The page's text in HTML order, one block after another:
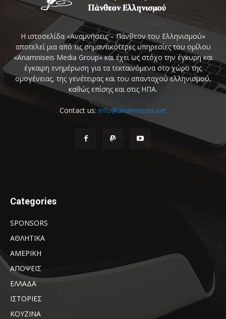
Η ιστοσελίδα «Αναμνήσεις – Πάνθεον του Ελληνισμού»
αποτελεί μια από τις σημαντικότερες υπηρεσίες του ομίλου
«Anamniseis Media Group» και έχει ως στόχο την έγκυρη και
έγκαιρη ενημέρωση για τα τεκταινόμενα στο χώρο της
ομογένειας, της γενέτειρας και του απανταχού ελληνισμού,
καθώς επίσης και στις ΗΠΑ.
Contact us: info@anamniseis.net
Categories
SPONSORS
ΑΘΛΗΤΙΚΑ
ΑΜΕΡΙΚΗ
ΑΠΟΨΕΙΣ
ΕΛΛΑΔΑ
ΙΣΤΟΡΙΕΣ
ΚΟΥΖΙΝΑ